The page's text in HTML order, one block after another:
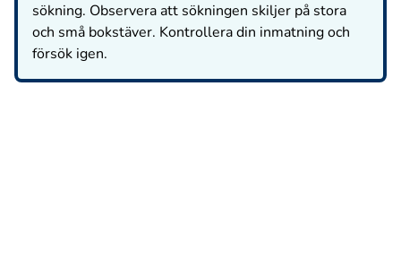
sökning. Observera att sökningen skiljer på stora
och små bokstäver. Kontrollera din inmatning och
försök igen.